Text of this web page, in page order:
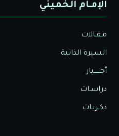
الإمـام الخميني
مـقـالات
السيرة الذاتية
أخــــــبار
دراسـات
ذكـريـات